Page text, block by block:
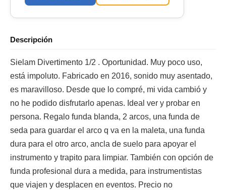
Descripción
Sielam Divertimento 1/2 . Oportunidad. Muy poco uso,
está impoluto. Fabricado en 2016, sonido muy asentado,
es maravilloso. Desde que lo compré, mi vida cambió y
no he podido disfrutarlo apenas. Ideal ver y probar en
persona. Regalo funda blanda, 2 arcos, una funda de
seda para guardar el arco q va en la maleta, una funda
dura para el otro arco, ancla de suelo para apoyar el
instrumento y trapito para limpiar. También con opción de
funda profesional dura a medida, para instrumentistas
que viajen y desplacen en eventos. Precio no